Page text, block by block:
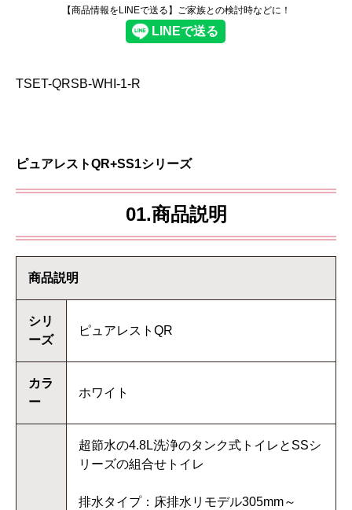
【商品情報をLINEで送る】ご家族との検討時などに！
TSET-QRSB-WHI-1-R
ピュアレストQR+SS1シリーズ
01.商品説明
商品説明
シリ
ーズ
ピュアレストQR
カラ
ー
ホワイト
超節水の4.8L洗浄のタンク式トイレとSSシ
リーズの組合せトイレ
排水タイプ：床排水リモデル305mm～